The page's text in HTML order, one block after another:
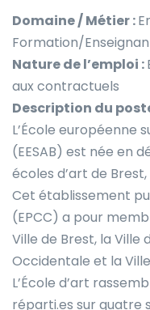
Domaine / Métier :
Formation/
Nature de l’emploi :
aux contractuels
Description du
L’École européenne
(EESAB) est née en
écoles d’art de
Cet établissement
(EPCC) a pour
Ville de Brest, la Ville
Occidentale et la
L’École d’art
réparti.es sur quatre